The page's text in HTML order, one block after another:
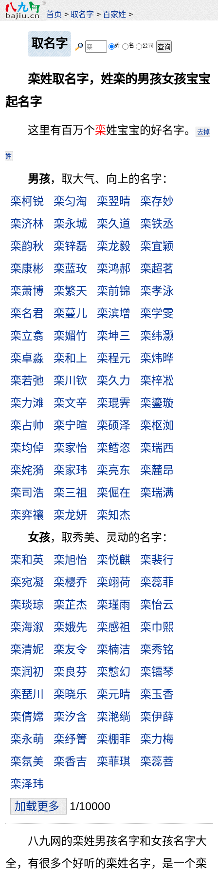
首页 >取名字 > 百家姓 >
取名字 姓 名 公司
栾姓取名字，姓栾的男孩女孩宝宝
起名字
这里有百万个栾姓宝宝的好名字。 去掉
姓
男孩，取大气、向上的名字：
栾柯锐
栾匀淘 栾翌晴
栾存妙
栾济林
栾永城 栾久道
栾铁丞
栾韵秋
栾锌磊 栾龙毅
栾宜颖
栾康彬
栾蓝玫 栾鸿郝
栾超茗
栾萧博
栾繁天 栾前锦
栾孝泳
栾名君
栾蔓儿 栾滨增
栾学雯
栾立翕
栾媚竹 栾坤三
栾纬灏
栾卓淼
栾和上 栾程元
栾炜晔
栾若弛
栾川钦 栾久力
栾梓凇
栾力滩
栾文辛 栾琨霁
栾鎏璇
栾占帅
栾宁暄 栾硕泽
栾枢洳
栾均倬
栾家怡 栾鳕恣
栾瑞西
栾姹漪
栾家玮 栾亮东
栾麓昂
栾司浩
栾三祖 栾倔在
栾瑞满
栾弈禳
栾龙妍
栾知杰
女孩，取秀美、灵动的名字：
栾和英
栾旭怡 栾悦麒
栾裴行
栾宛凝
栾樱乔 栾翊荷
栾蕊菲
栾琰琼
栾芷杰 栾瑾雨
栾怡云
栾海溆
栾娥先 栾感祖
栾巾熙
栾清妮
栾友令 栾楠洁
栾秀铭
栾润初
栾良芬 栾戆幻
栾镭琴
栾琵川
栾晓乐 栾元晴
栾玉香
栾倩嫦
栾汐含 栾滟绱
栾伊薛
栾永萌
栾纾箐 栾棚菲
栾力梅
栾氛美
栾香吉 栾菲琪
栾蕊菩
栾泽玮
加载更多
1/10000
八九网的栾姓男孩名字和女孩名字大
全，有很多个好听的栾姓名字，是一个栾